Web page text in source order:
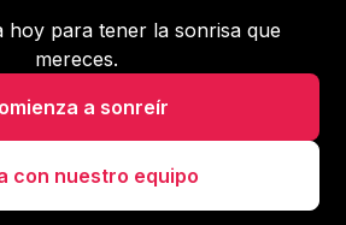
hoy para tener la sonrisa que
mereces.
a sonreír
con nuestro equipo